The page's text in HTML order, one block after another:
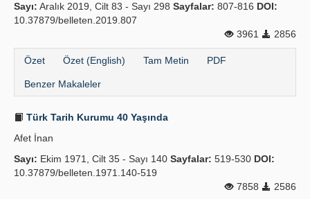
Sayı: Aralık 2019, Cilt 83 - Sayı 298 Sayfalar: 807-816 DOI:
10.37879/belleten.2019.807
3961
2856
Özet Özet (English) Tam Metin PDF
Benzer Makaleler
Türk Tarih Kurumu 40 Yaşında
Afet İnan
Sayı: Ekim 1971, Cilt 35 - Sayı 140 Sayfalar: 519-530 DOI:
10.37879/belleten.1971.140-519
7858
2586